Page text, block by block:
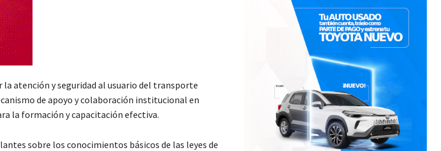
atención y seguridad al usuario del transporte
de apoyo y colaboración institucional en
la formación y capacitación efectiva.
sobre los conocimientos básicos de las leyes de